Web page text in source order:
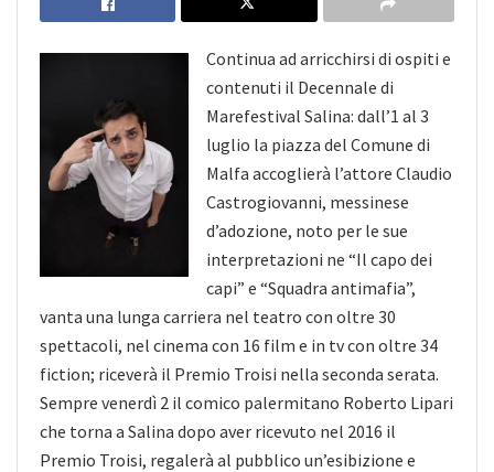
Continua ad arricchirsi di ospiti e
contenuti il Decennale di
Marefestival Salina: dall’1 al 3
luglio la piazza del Comune di
Malfa accoglierà l’attore Claudio
Castrogiovanni, messinese
d’adozione, noto per le sue
interpretazioni ne “Il capo dei
capi” e “Squadra antimafia”,
vanta una lunga carriera nel teatro con oltre 30
spettacoli, nel cinema con 16 film e in tv con oltre 34
fiction; riceverà il Premio Troisi nella seconda serata.
Sempre venerdì 2 il comico palermitano Roberto Lipari
che torna a Salina dopo aver ricevuto nel 2016 il
Premio Troisi, regalerà al pubblico un’esibizione e